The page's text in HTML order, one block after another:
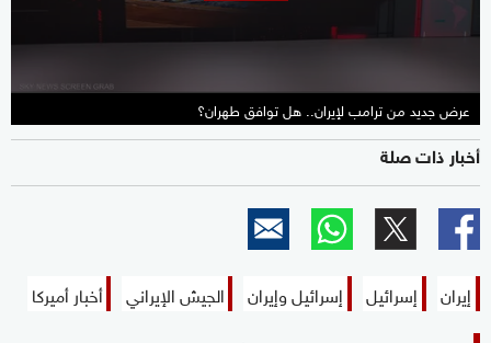
عرض جديد من ترامب لإيران.. هل توافق طهران؟
أخبار ذات صلة
إيران إسرائيل إسرائيل وإيران الجيش الإيراني أخبار أميركا